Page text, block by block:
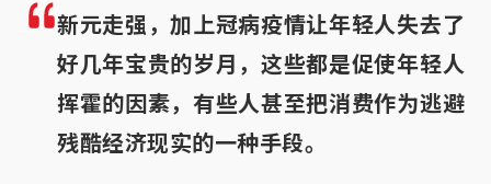
新元走强，加上冠病疫情让年轻人失去了
好几年宝贵的岁月，这些都是促使年轻人
挥霍的因素，有些人甚至把消费作为逃避
残酷经济现实的一种手段。